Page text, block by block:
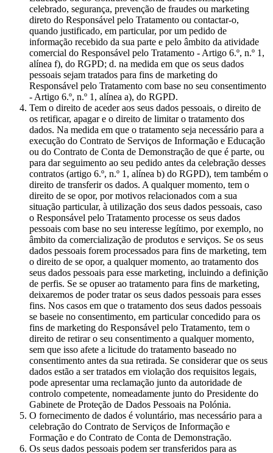
celebrado, segurança, prevenção de fraudes ou marketing
direto do Responsável pelo Tratamento ou contactar-o,
quando justificado, em particular, por um pedido de
informação recebido da sua parte e pelo âmbito da atividade
comercial do Responsável pelo Tratamento - Artigo 6.º, n.º 1,
alínea f), do RGPD; d. na medida em que os seus dados
pessoais sejam tratados para fins de marketing do
Responsável pelo Tratamento com base no seu consentimento
- Artigo 6.º, n.º 1, alínea a), do RGPD.
Tem o direito de aceder aos seus dados pessoais, o direito de
os retificar, apagar e o direito de limitar o tratamento dos
dados. Na medida em que o tratamento seja necessário para a
execução do Contrato de Serviços de Informação e Educação
ou do Contrato de Conta de Demonstração de que é parte, ou
para dar seguimento ao seu pedido antes da celebração desses
contratos (artigo 6.º, n.º 1, alínea b) do RGPD), tem também o
direito de transferir os dados. A qualquer momento, tem o
direito de se opor, por motivos relacionados com a sua
situação particular, à utilização dos seus dados pessoais, caso
o Responsável pelo Tratamento processe os seus dados
pessoais com base no seu interesse legítimo, por exemplo, no
âmbito da comercialização de produtos e serviços. Se os seus
dados pessoais forem processados para fins de marketing, tem
o direito de se opor, a qualquer momento, ao tratamento dos
seus dados pessoais para esse marketing, incluindo a definição
de perfis. Se se opuser ao tratamento para fins de marketing,
deixaremos de poder tratar os seus dados pessoais para esses
fins. Nos casos em que o tratamento dos seus dados pessoais
se baseie no consentimento, em particular concedido para os
fins de marketing do Responsável pelo Tratamento, tem o
direito de retirar o seu consentimento a qualquer momento,
sem que isso afete a licitude do tratamento baseado no
consentimento antes da sua retirada. Se considerar que os seus
dados estão a ser tratados em violação dos requisitos legais,
pode apresentar uma reclamação junto da autoridade de
controlo competente, nomeadamente junto do Presidente do
Gabinete de Proteção de Dados Pessoais na Polónia.
O fornecimento de dados é voluntário, mas necessário para a
celebração do Contrato de Serviços de Informação e
Formação e do Contrato de Conta de Demonstração.
Os seus dados pessoais podem ser transferidos para as